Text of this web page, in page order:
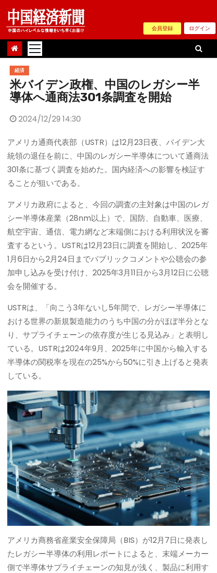
Skip
content
会員登録 ログイン
経済
米バイデン政権、中国のレガシー半
導体へ通商法301条調査を開始
2024/12/29 14:30
アメリカ通商代表部（USTR）は12月23日夜、バイデン大
統領の退任を前に、中国のレガシー半導体について通商法
301条に基づく調査を始めた。国内経済への影響を検証す
ることが狙いである。
アメリカ政府によると、今回の調査の主対象は中国のレガ
シー半導体産業（28nm以上）で、国防、自動車、医療、
航空宇宙、通信、電力網など末端側における利用状況を審
査するという。USTRは12月23日に調査を開始し、2025年
1月6日から2月24日までパブリックコメントや公聴会の参
加申し込みを受け付け、2025年3月11日から3月12日に公聴
会を開催する。
USTRは、「向こう3年ないし5年間で、レガシー半導体に
おける世界の新規製造能力のうち中国の分がほぼ半分とな
り、サプライチェーンの依存度が生じる見込み」と表明し
ている。USTRは2024年9月、2025年に中国から輸入する
半導体の関税率を現在の25%から50%に引き上げると発表
している。
アメリカ商務省産業安全保障局（BIS）が12月7日に発表し
たレガシー半導体の利用レポートによると、末端メーカー
側で半導体サプライチェーンの知見が浅く、製品に利用す